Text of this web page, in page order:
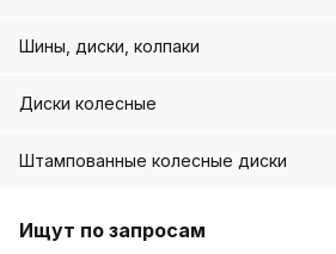
Шины, диски, колпаки
Диски колесные
Штампованные колесные диски
Ищут по запросам